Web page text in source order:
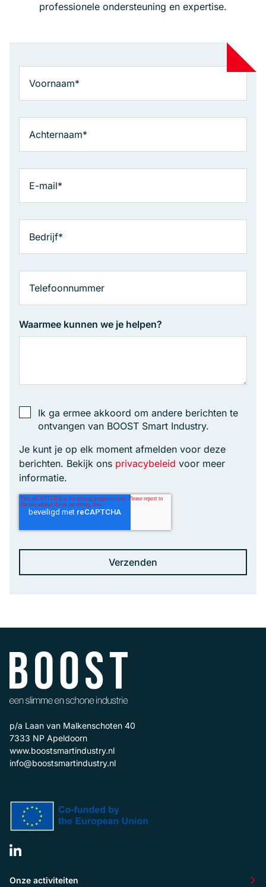
professionele ondersteuning en expertise.
Waarmee kunnen we je helpen?
Ik ga ermee akkoord om andere berichten te
ontvangen van BOOST Smart Industry.
Je kunt je op elk moment afmelden voor deze
berichten. Bekijk ons privacybeleid voor meer
informatie.
p/a Laan van Malkenschoten 40
7333 NP Apeldoorn
www.boostsmartindustry.nl
info@boostsmartindustry.nl
Onze activiteiten